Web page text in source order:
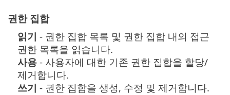
권한 집합
읽기 - 권한 집합 목록 및 권한 집합 내의 접근
권한 목록을 읽습니다.
사용 - 사용자에 대한 기존 권한 집합을 할당/
제거합니다.
쓰기 - 권한 집합을 생성, 수정 및 제거합니다.